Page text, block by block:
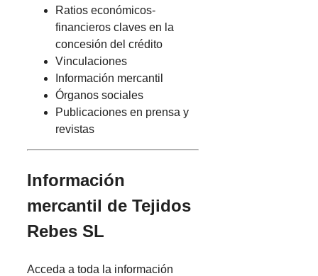
Ratios económicos-
financieros claves en la
concesión del crédito
Vinculaciones
Información mercantil
Órganos sociales
Publicaciones en prensa y
revistas
Información
mercantil de Tejidos
Rebes SL
Acceda a toda la información